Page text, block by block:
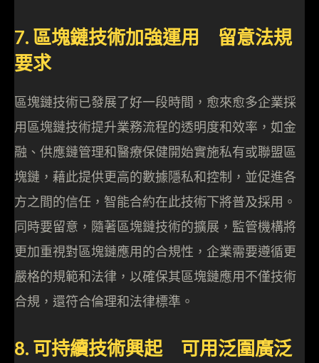
7. 區塊鏈技術加強運用 留意法規
要求
區塊鏈技術已發展了好一段時間，愈來愈多企業採
用區塊鏈技術提升業務流程的透明度和效率，如金
融、供應鏈管理和醫療保健開始實施私有或聯盟區
塊鏈，藉此提供更高的數據隱私和控制，並促進各
方之間的信任，智能合約在此技術下將普及採用。
同時要留意，隨著區塊鏈技術的擴展，監管機構將
更加重視對區塊鏈應用的合規性，企業需要遵循更
嚴格的規範和法律，以確保其區塊鏈應用不僅技術
合規，還符合倫理和法律標準。
8. 可持續技術興起 可用泛圍廣泛